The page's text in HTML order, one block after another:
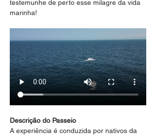
testemunhe de perto esse milagre da vida
marinha!
Descrição do Passeio
A experiência é conduzida por nativos da